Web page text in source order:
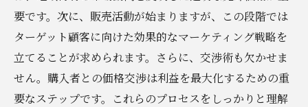
要です。次に、販売活動が始まりますが、この段階では
ターゲット顧客に向けた効果的なマーケティング戦略を
立てることが求められます。さらに、交渉術も欠かせま
せん。購入者との価格交渉は利益を最大化するための重
要なステップです。これらのプロセスをしっかりと理解